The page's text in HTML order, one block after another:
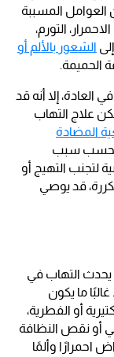
العوامل المسببة
التورم،
الشعور بالألم أو
الحميمة.
العادة، إلا أنه قد
علاج التهاب
المضادة
حسب سبب
لتجنب التهيج أو
قد يوصي
يحدث التهاب في
ما يكون
أو الفطرية،
أو نقص النظافة
وألمًا